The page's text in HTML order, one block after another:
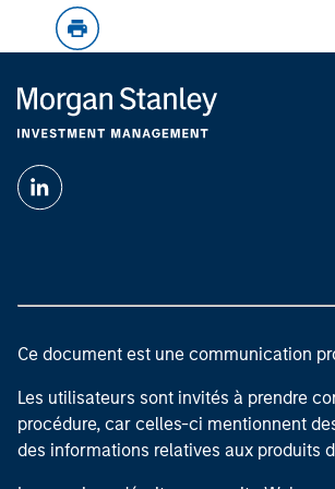
Ce document est une communication
Les utilisateurs sont invités à prendre
procédure, car celles-ci mentionnent
des informations relatives aux produits